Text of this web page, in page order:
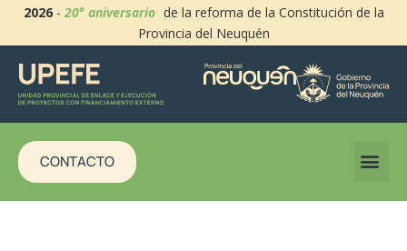
2026-20° aniversario de la reforma de la Constitución de la
Provincia del Neuquén
CONTACTO